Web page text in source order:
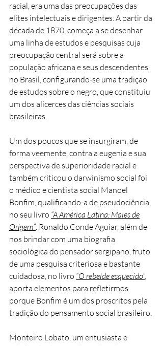
racial, era uma das preocupações das
elites intelectuais e dirigentes. A partir da
década de 1870, começa a se desenhar
uma linha de estudos e pesquisas cuja
preocupação central será sobre a
população africana e seus descendentes
no Brasil, configurando-se uma tradição
de estudos sobre o negro, que constituiu
um dos alicerces das ciências sociais
brasileiras.
Um dos poucos que se insurgiram, de
forma veemente, contra a eugenia e sua
perspectiva de superioridade racial e
também criticou o darwinismo social foi
o médico e cientista social Manoel
Bonfim, qualificando-a de pseudociência,
no seu livro “A América Latina: Males de
Origem”. Ronaldo Conde Aguiar, além de
nos brindar com uma biografia
sociológica do pensador sergipano, fruto
de uma pesquisa criteriosa e bastante
cuidadosa, no livro “O rebelde esquecido”,
aporta elementos para refletirmos
porque Bonfim é um dos proscritos pela
tradição do pensamento social brasileiro.
Monteiro Lobato, um entusiasta e